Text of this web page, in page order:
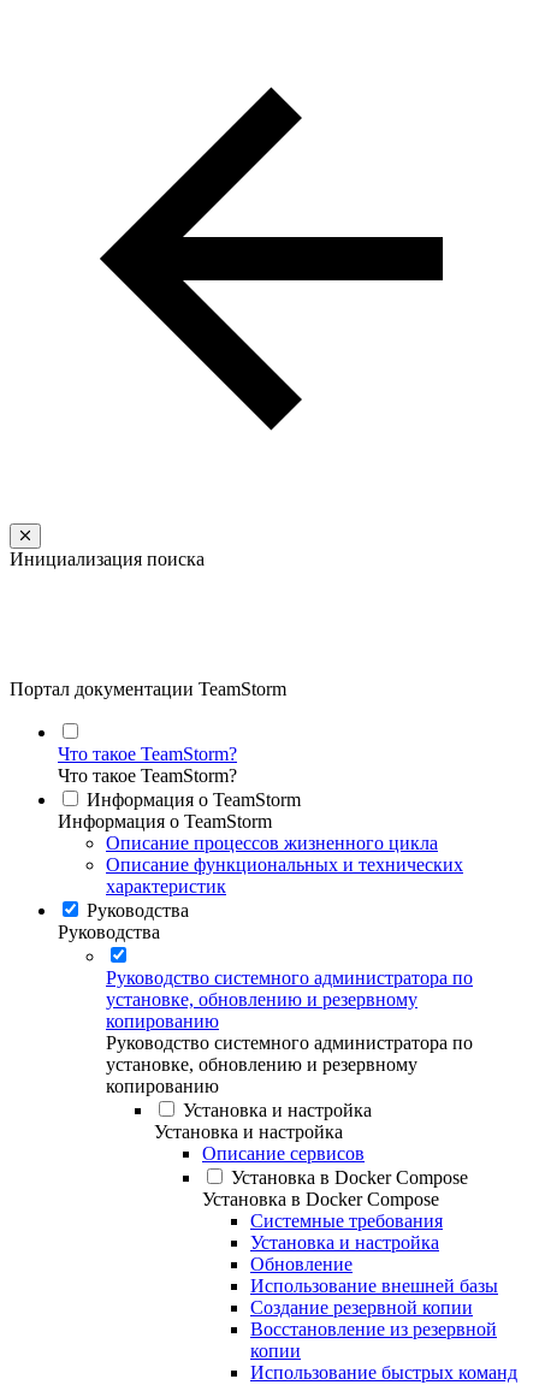
Инициализация поиска
Портал документации TeamStorm
Что такое TeamStorm?
Что такое TeamStorm?
Информация о TeamStorm
Информация о TeamStorm
Описание процессов жизненного цикла
Описание функциональных и технических
характеристик
Руководства
Руководства
Руководство системного администратора по
установке, обновлению и резервному
копированию
Руководство системного администратора по
установке, обновлению и резервному
копированию
Установка и настройка
Установка и настройка
Описание сервисов
Установка в Docker Compose
Установка в Docker Compose
Системные требования
Установка и настройка
Обновление
Использование внешней базы
Создание резервной копии
Восстановление из резервной
копии
Использование быстрых команд